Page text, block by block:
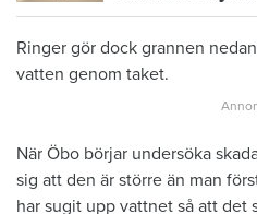
Ringer gör dock grannen
vatten genom taket.
När Öbo börjar undersöka
sig att den är större än man
har sugit upp vattnet så att det